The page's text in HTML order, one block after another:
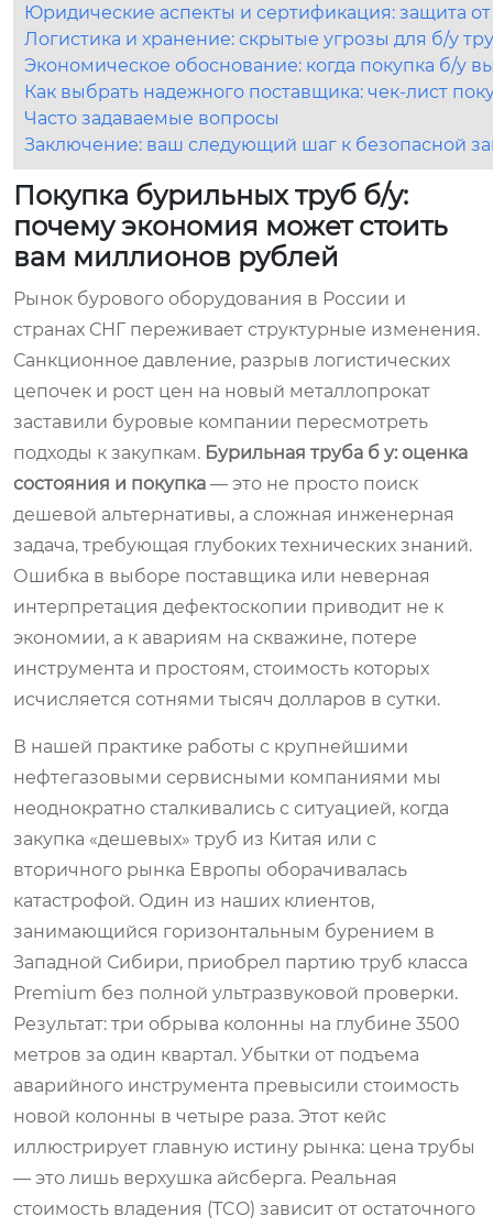
Юридические аспекты и сертификация: защита от
Логистика и хранение: скрытые угрозы для б/у
Экономическое обоснование: когда покупка б/у
Как выбрать надежного поставщика: чек-лист
Часто задаваемые вопросы
Заключение: ваш следующий шаг к безопасной
Покупка бурильных труб б/у:
почему экономия может стоить
вам миллионов рублей
Рынок бурового оборудования в России и
странах СНГ переживает структурные изменения.
Санкционное давление, разрыв логистических
цепочек и рост цен на новый металлопрокат
заставили буровые компании пересмотреть
подходы к закупкам. Бурильная труба б у: оценка
состояния и покупка — это не просто поиск
дешевой альтернативы, а сложная инженерная
задача, требующая глубоких технических знаний.
Ошибка в выборе поставщика или неверная
интерпретация дефектоскопии приводит не к
экономии, а к авариям на скважине, потере
инструмента и простоям, стоимость которых
исчисляется сотнями тысяч долларов в сутки.
В нашей практике работы с крупнейшими
нефтегазовыми сервисными компаниями мы
неоднократно сталкивались с ситуацией, когда
закупка «дешевых» труб из Китая или с
вторичного рынка Европы оборачивалась
катастрофой. Один из наших клиентов,
занимающийся горизонтальным бурением в
Западной Сибири, приобрел партию труб класса
Premium без полной ультразвуковой проверки.
Результат: три обрыва колонны на глубине 3500
метров за один квартал. Убытки от подъема
аварийного инструмента превысили стоимость
новой колонны в четыре раза. Этот кейс
иллюстрирует главную истину рынка: цена трубы
— это лишь верхушка айсберга. Реальная
стоимость владения (TCO) зависит от остаточного